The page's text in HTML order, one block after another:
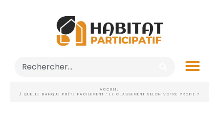
ACCUEIL
/ QUELLE BANQUE PRÊTE FACILEMENT : LE CLASSEMENT SELON VOTRE PROFIL ?